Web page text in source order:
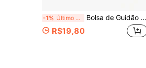
-1% Último dia Bolsa de Guidão de Bicicleta Impermeável com Casco Rígido 4L/3L, Bolsa de Suspensão de Quadro Frontal de Instalação Rápida Adequada para Bicicleta Dobrável, Patinete, Bicicleta de Equilíbrio
R$19,80